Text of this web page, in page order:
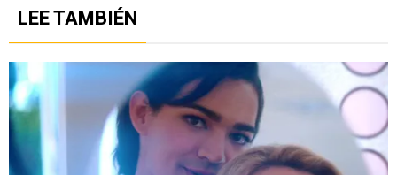
LEE TAMBIÉN